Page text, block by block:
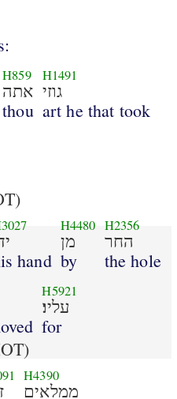
H859
אתה
thou
H1491
גוזי
art he that took
hand
H4480
מן
by
H2356
החר
the hole
H5921
עליו׃
for
H4390
ממלאים